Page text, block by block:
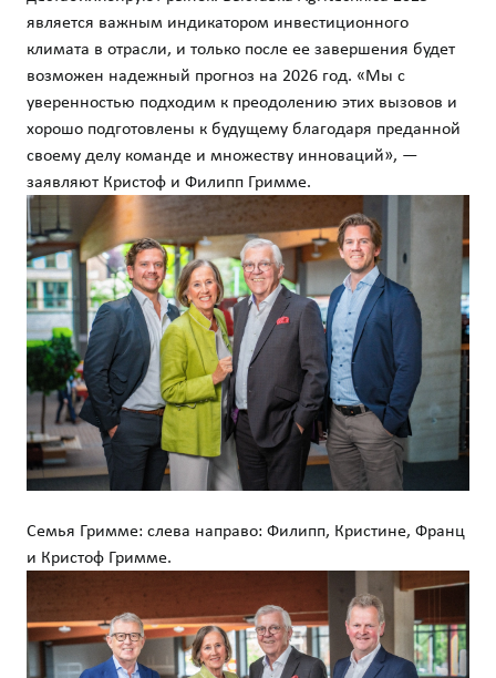
является важным индикатором инвестиционного
климата в отрасли, и только после ее завершения будет
возможен надежный прогноз на 2026 год. «Мы с
уверенностью подходим к преодолению этих вызовов и
хорошо подготовлены к будущему благодаря преданной
своему делу команде и множеству инноваций», —
заявляют Кристоф и Филипп Гримме.
Семья Гримме: слева направо: Филипп, Кристине, Франц
и Кристоф Гримме.